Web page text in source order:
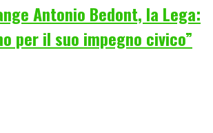
Antonio Bedont, la Lega:
per il suo impegno civico”